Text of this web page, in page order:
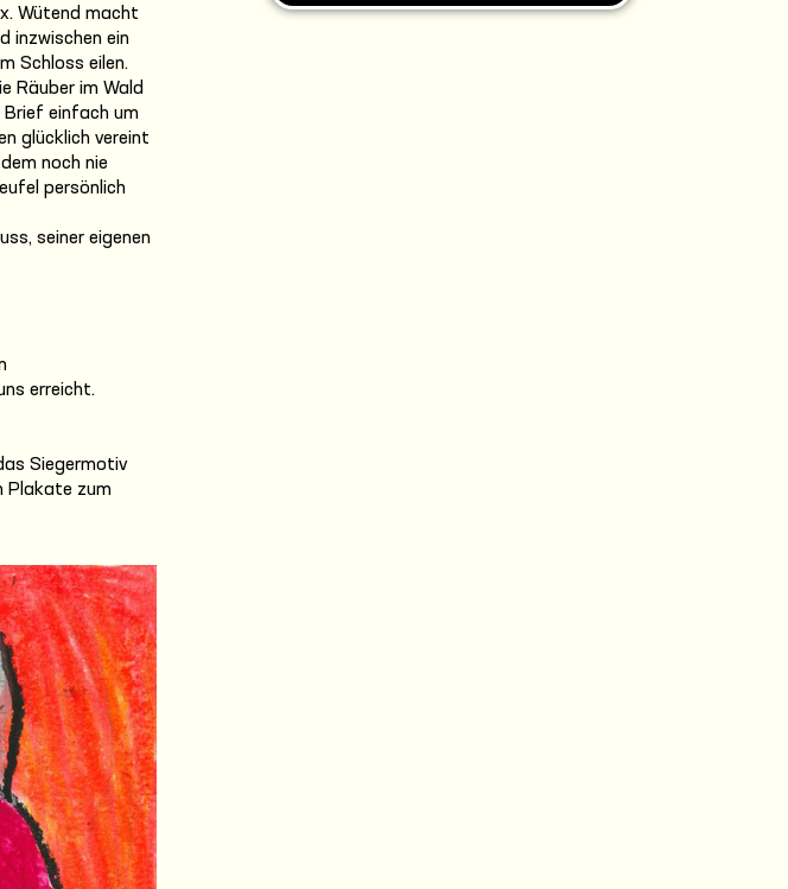
Wütend macht
inzwischen ein
Schloss eilen.
Räuber im Wald
Brief einfach um
glücklich vereint
noch nie
persönlich
seiner eigenen
erreicht.
Siegermotiv
Plakate zum